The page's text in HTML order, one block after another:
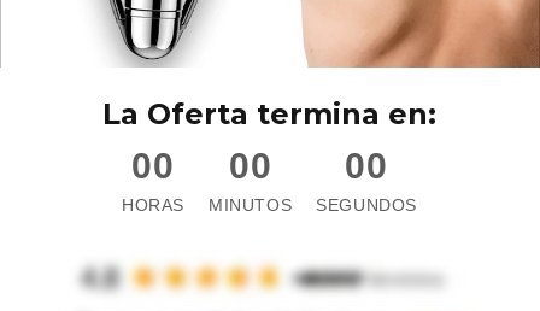
La Oferta termina en:
00
HORAS
00
MINUTOS
00
SEGUNDOS